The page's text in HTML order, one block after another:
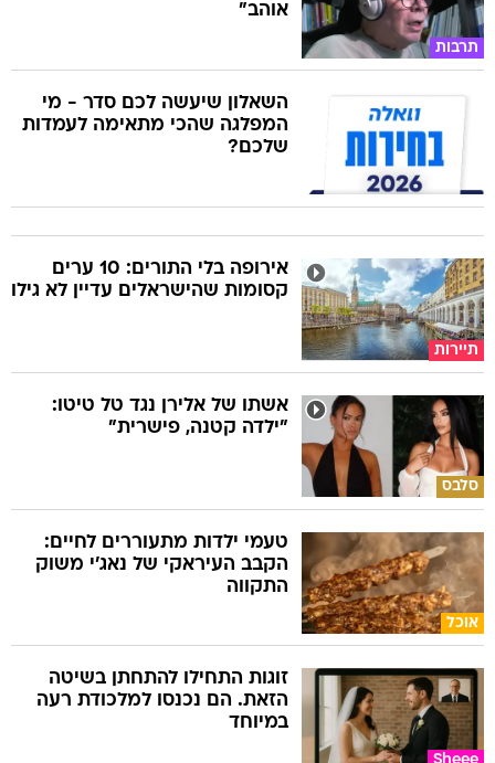
תרבות
אוהב"
השאלון שיעשה לכם סדר - מי
המפלגה שהכי מתאימה לעמדות
שלכם?
תיירות
אירופה בלי התורים: 10 ערים
קסומות שהישראלים עדיין לא גילו
סלבס
אשתו של אלירן נגד טל טיטו:
"ילדה קטנה, פישרית"
אוכל
טעמי ילדות מתעוררים לחיים:
הקבב העיראקי של נאג׳י משוק
התקווה
זוגות התחילו להתחתן בשיטה
הזאת. הם נכנסו למלכודת רעה
במיוחד